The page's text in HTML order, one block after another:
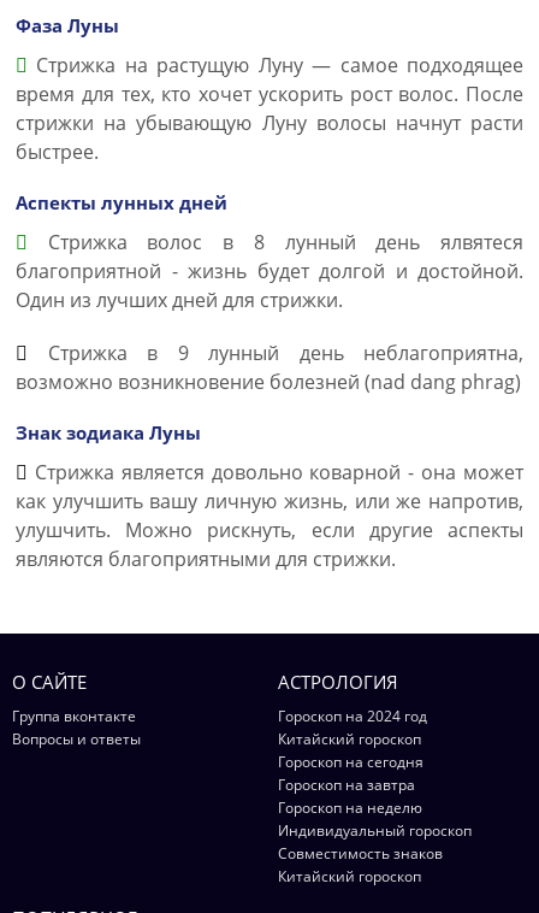
Фаза Луны
Стрижка на растущую Луну — самое подходящее
время для тех, кто хочет ускорить рост волос. После
стрижки на убывающую Луну волосы начнут расти
быстрее.
Аспекты лунных дней
Стрижка волос в 8 лунный день ялвятеся
благоприятной - жизнь будет долгой и достойной.
Один из лучших дней для стрижки.
Стрижка в 9 лунный день неблагоприятна,
возможно возникновение болезней (nad dang phrag)
Знак зодиака Луны
Стрижка является довольно коварной - она может
как улучшить вашу личную жизнь, или же напротив,
улушчить. Можно рискнуть, если другие аспекты
являются благоприятными для стрижки.
О САЙТЕ
Группа вконтакте
Вопросы и ответы
АСТРОЛОГИЯ
Гороскоп на 2024 год
Китайский гороскоп
Гороскоп на сегодня
Гороскоп на завтра
Гороскоп на неделю
Индивидуальный гороскоп
Совместимость знаков
Китайский гороскоп